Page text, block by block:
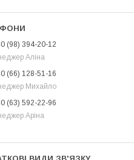
(98) 394-20-12
Аліна
(66) 128-51-16
Михайло
(63) 592-22-96
Аріна